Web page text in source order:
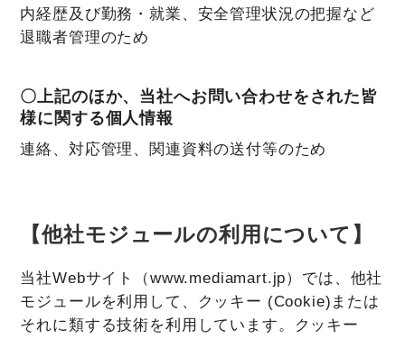
内経歴及び勤務・就業、安全管理状況の把握など
退職者管理のため
〇上記のほか、当社へお問い合わせをされた皆
様に関する個人情報
連絡、対応管理、関連資料の送付等のため
【他社モジュールの利用について】
当社Webサイト（www.mediamart.jp）では、他社
モジュールを利用して、クッキー (Cookie)または
それに類する技術を利用しています。クッキー